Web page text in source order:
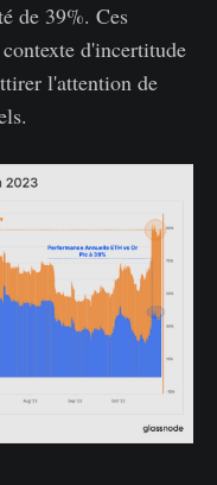
de 39%. Ces
d'incertitude
l'attention de